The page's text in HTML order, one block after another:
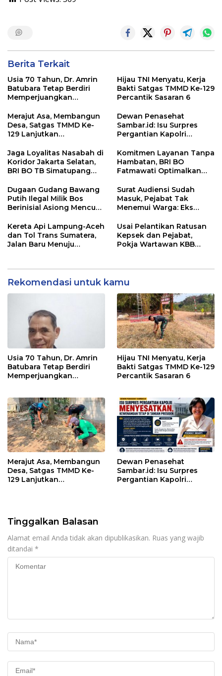
Berita Terkait
Usia 70 Tahun, Dr. Amrin
Batubara Tetap Berdiri
Memperjuangkan
Hijau TNI Menyatu, Kerja
Bakti Satgas TMMD Ke-129
Percantik Sasaran 6
Merajut Asa, Membangun
Desa, Satgas TMMD Ke-
129 Lanjutkan
Dewan Penasehat
Sambar.id: Isu Surpres
Pergantian Kapolri
Kewenangan Mutlak di
Tangan Presiden
Jaga Loyalitas Nasabah di
Koridor Jakarta Selatan,
BRI BO TB Simatupang
Komitmen Layanan Tanpa
Hambatan, BRI BO
Fatmawati Optimalkan
Setiap Lini
Dugaan Gudang Bawang
Putih Ilegal Milik Bos
Berinisial Asiong Mencuat,
Didesak Bertindak
Surat Audiensi Sudah
Masuk, Pejabat Tak
Menemui Warga: Eks
Pelayanan Dinas
Transmigrasi Luwu Timur
Kereta Api Lampung-Aceh
dan Tol Trans Sumatera,
Jalan Baru Menuju
Usai Pelantikan Ratusan
Kepsek dan Pejabat,
Pokja Wartawan KBB
Rekomendasi untuk kamu
Usia 70 Tahun, Dr. Amrin
Batubara Tetap Berdiri
Memperjuangkan
Hijau TNI Menyatu, Kerja
Bakti Satgas TMMD Ke-129
Percantik Sasaran 6
Merajut Asa, Membangun
Desa, Satgas TMMD Ke-
129 Lanjutkan
Dewan Penasehat
Sambar.id: Isu Surpres
Pergantian Kapolri
Tinggalkan Balasan
Alamat email Anda tidak akan dipublikasikan. Ruas yang wajib
ditandai *